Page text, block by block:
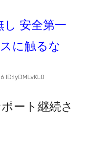
し 安全第一
に触るな
ID:lyDMLvKL0
ート継続さ